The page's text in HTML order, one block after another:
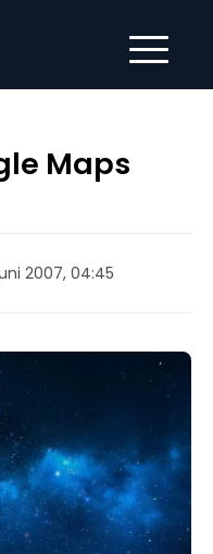
Maps
2007, 04:45